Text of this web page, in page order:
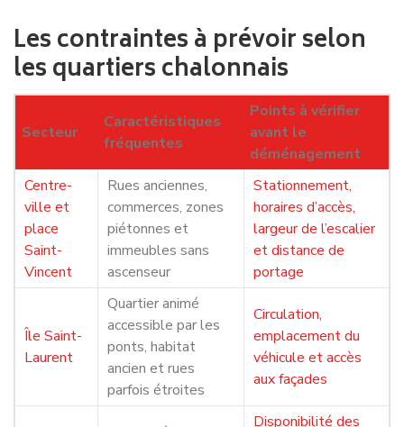
Les contraintes à prévoir selon
les quartiers chalonnais
Secteur
Caractéristiques
fréquentes
Points à vérifier
avant le
déménagement
Centre-
ville et
place
Saint-
Vincent
Rues anciennes,
commerces, zones
piétonnes et
immeubles sans
ascenseur
Stationnement,
horaires d’accès,
largeur de l’escalier
et distance de
portage
Île Saint-
Laurent
Quartier animé
accessible par les
ponts, habitat
ancien et rues
parfois étroites
Circulation,
emplacement du
véhicule et accès
aux façades
Disponibilité des